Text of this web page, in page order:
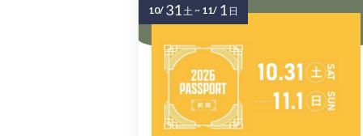
10/ 31土~ 11/ 1 日